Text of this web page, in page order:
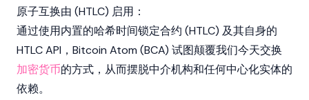
原子互换由 (HTLC) 启用：
通过使用内置的哈希时间锁定合约 (HTLC) 及其自身的
HTLC API，Bitcoin Atom (BCA) 试图颠覆我们今天交换
加密货币的方式，从而摆脱中介机构和任何中心化实体的
依赖。